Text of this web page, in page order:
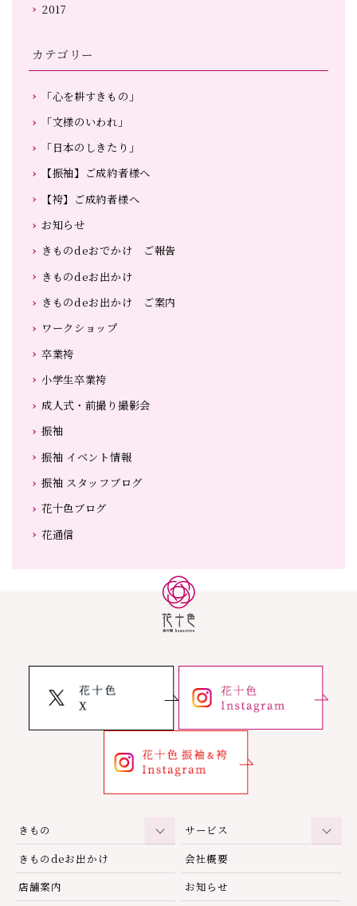
2017
カテゴリー
「心を耕すきもの」
「文様のいわれ」
「日本のしきたり」
【振袖】ご成約者様へ
【袴】ご成約者様へ
お知らせ
きものdeおでかけ ご報告
きものdeお出かけ
きものdeお出かけ ご案内
ワークショップ
卒業袴
小学生卒業袴
成人式・前撮り撮影会
振袖
振袖 イベント情報
振袖 スタッフブログ
花十色ブログ
花通信
きもの
サービス
きものdeお出かけ
会社概要
店舗案内
お知らせ